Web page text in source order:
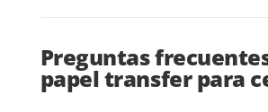
Preguntas
papel transfer para